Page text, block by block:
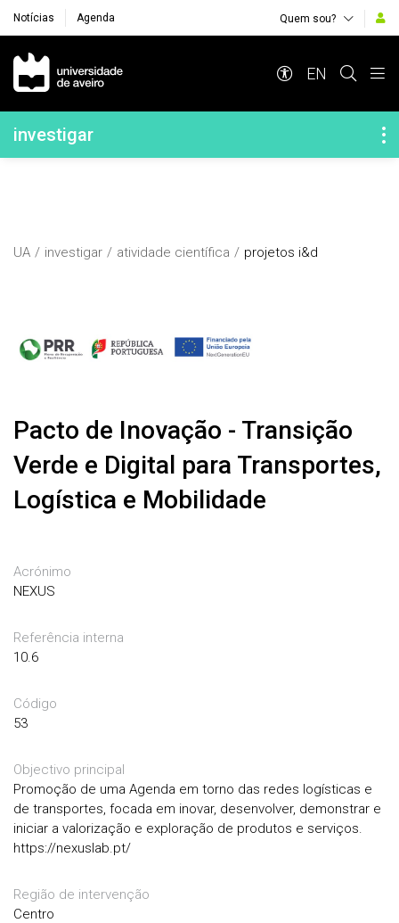
Notícias Agenda Quem sou?
Navegação Principal
EN
Navegação Lateral
investigar
UA investigar atividade científica projetos i&d
Pacto de Inovação - Transição
Verde e Digital para Transportes,
Logística e Mobilidade
Acrónimo
NEXUS
Referência interna
10.6
Código
53
Objectivo principal
Promoção de uma Agenda em torno das redes logísticas e
de transportes, focada em inovar, desenvolver, demonstrar e
iniciar a valorização e exploração de produtos e serviços.
https://nexuslab.pt/
Região de intervenção
Centro